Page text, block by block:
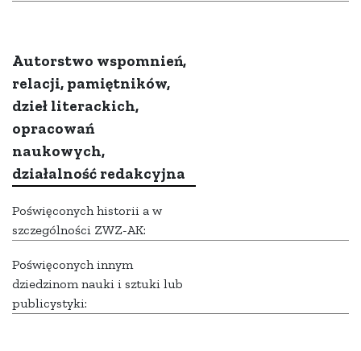
Autorstwo wspomnień,
relacji, pamiętników,
dzieł literackich,
opracowań
naukowych,
działalność redakcyjna
Poświęconych historii a w
szczególności ZWZ-AK:
Poświęconych innym
dziedzinom nauki i sztuki lub
publicystyki: